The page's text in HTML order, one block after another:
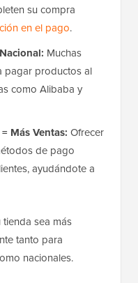
su compra
en el pago.
Nacional: Muchas
pagar productos al
como Alibaba y
Más Ventas: Ofrecer
de pago
ayudándote a
sea más
tanto para
nacionales.